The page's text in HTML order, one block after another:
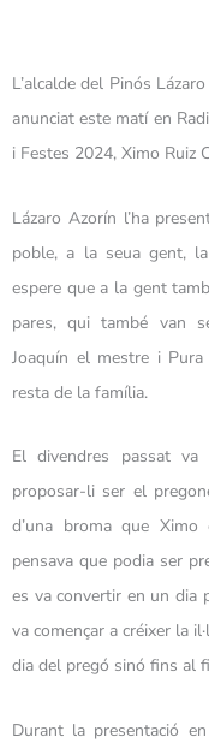
L’alcalde del Pinós
anunciat este matí en
i Festes 2024, Ximo Ruiz
Lázaro Azorín l’ha
poble, a la seua gent,
espere que a la gent
pares, qui també van
Joaquín el mestre i
resta de la família.
El divendres passat
proposar-li ser el
d’una broma que
pensava que podia ser
es va convertir en un dia
va començar a créixer la
dia del pregó sinó fins al
Durant la presentació